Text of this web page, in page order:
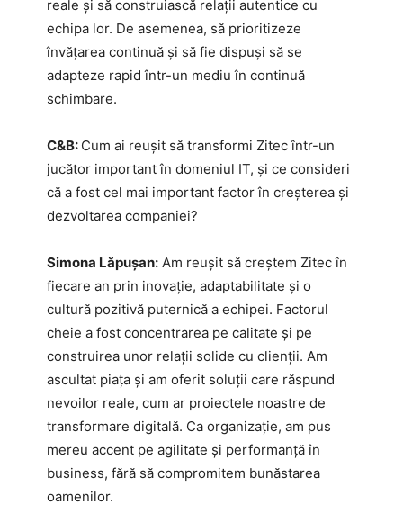
reale și să construiască relații autentice cu
echipa lor. De asemenea, să prioritizeze
învățarea continuă și să fie dispuși să se
adapteze rapid într-un mediu în continuă
schimbare.
C&B: Cum ai reușit să transformi Zitec într-un
jucător important în domeniul IT, și ce consideri
că a fost cel mai important factor în creșterea și
dezvoltarea companiei?
Simona Lăpușan: Am reușit să creștem Zitec în
fiecare an prin inovație, adaptabilitate și o
cultură pozitivă puternică a echipei. Factorul
cheie a fost concentrarea pe calitate și pe
construirea unor relații solide cu clienții. Am
ascultat piața și am oferit soluții care răspund
nevoilor reale, cum ar proiectele noastre de
transformare digitală. Ca organizație, am pus
mereu accent pe agilitate și performanță în
business, fără să compromitem bunăstarea
oamenilor.